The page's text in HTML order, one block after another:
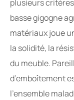
plusieurs
basse gigogne
matériaux joue
la solidité, la
du meuble.
d’emboîtement
l’ensemble